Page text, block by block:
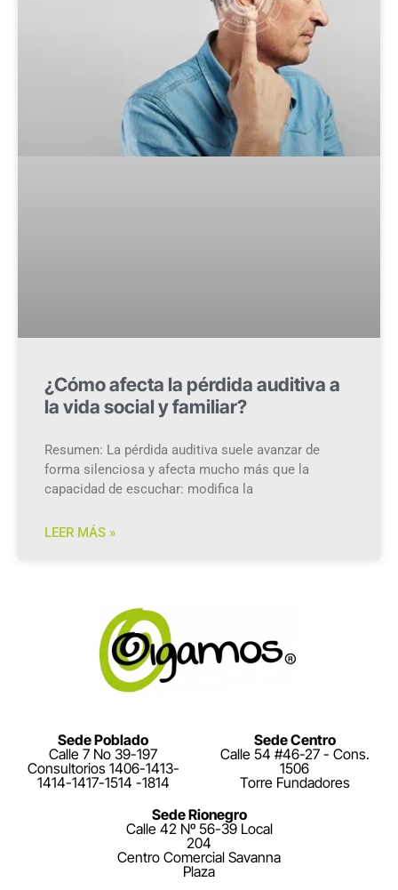
¿Cómo afecta la pérdida auditiva a
la vida social y familiar?
Resumen: La pérdida auditiva suele avanzar de
forma silenciosa y afecta mucho más que la
capacidad de escuchar: modifica la
LEER MÁS »
Sede Poblado
Calle 7 No 39-197
Consultorios 1406-1413-
1414-1417-1514 -1814
Sede Centro
Calle 54 #46-27 - Cons.
1506
Torre Fundadores
Sede Rionegro
Calle 42 Nº 56-39 Local
204
Centro Comercial Savanna
Plaza